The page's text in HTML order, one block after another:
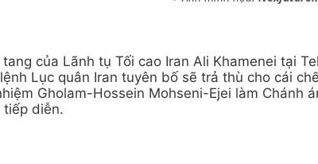
của Lãnh tụ Tối cao Iran Ali Khamenei tại
Lục quân Iran tuyên bố sẽ trả thù cho cái
Gholam-Hossein Mohseni-Ejei làm Chánh
tiếp diễn.